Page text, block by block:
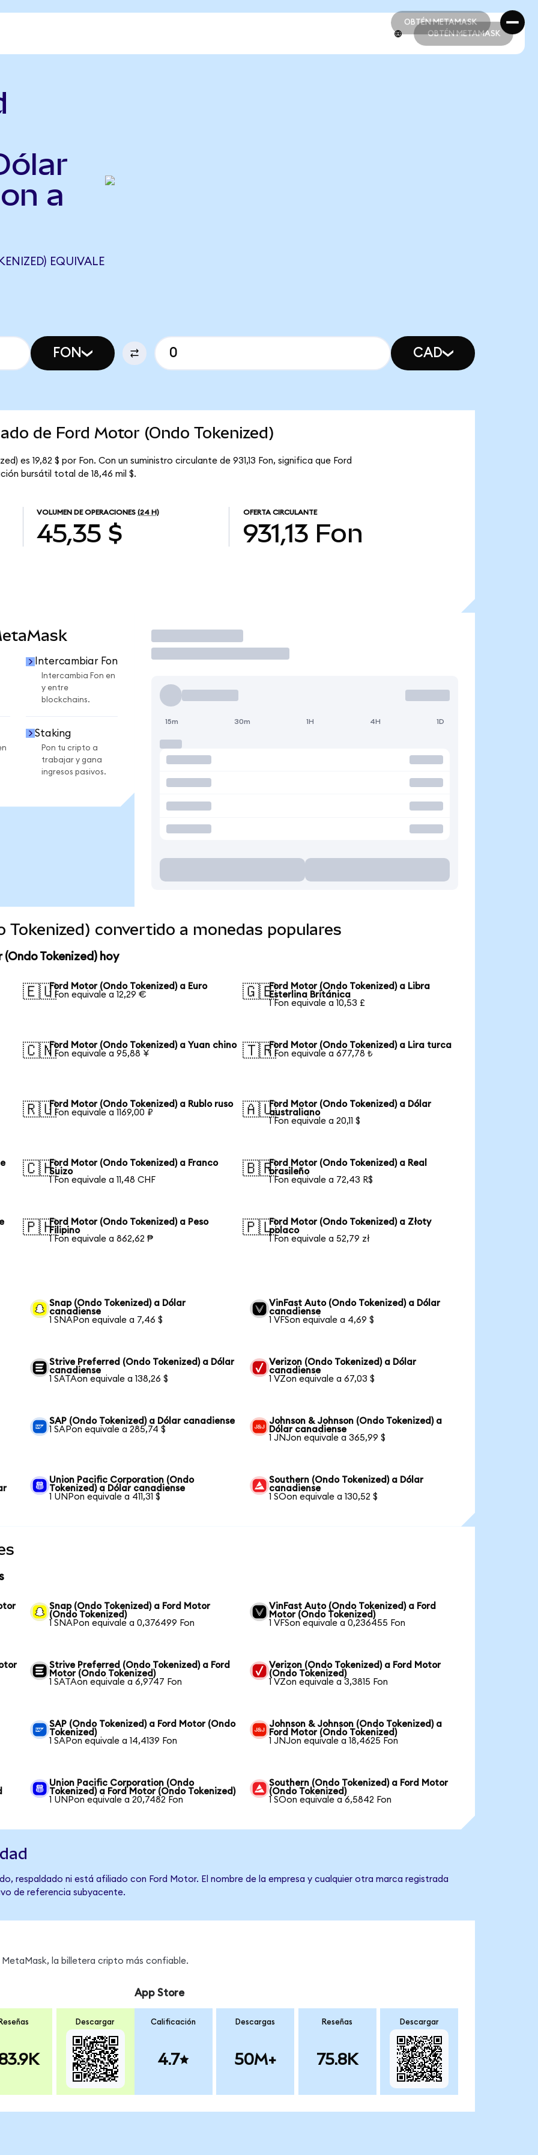
OBTÉN METAMASK
OBTÉN METAMASK
OBTÉN METAMASK
a
EQUIVALE
FON CAD
de Ford Motor (Ondo Tokenized)
es 19,82 $ por Fon. Con un suministro circulante de 931,13 Fon, significa que Ford
bursátil total de 18,46 mil $.
VOLUMEN DE OPERACIONES (24 H)
45,35 $
OFERTA CIRCULANTE
931,13 Fon
Intercambiar Fon
Intercambia Fon en
y entre
blockchains.
Staking
Pon tu cripto a
trabajar y gana
ingresos pasivos.
Operar
15m 30m 1H 4H 1D
Tokenized) convertido a monedas populares
Tokenized) hoy
🇪🇺Ford Motor (Ondo Tokenized) a Euro
1 Fon equivale a 12,29 €
🇬🇧Ford Motor (Ondo Tokenized) a Libra
Esterlina Británica
1 Fon equivale a 10,53 £
🇨🇳Ford Motor (Ondo Tokenized) a Yuan chino
1 Fon equivale a 95,88 ¥
🇹🇷Ford Motor (Ondo Tokenized) a Lira turca
1 Fon equivale a 677,78 ₺
🇷🇺Ford Motor (Ondo Tokenized) a Rublo ruso
1 Fon equivale a 1169,00 ₽
🇦🇺Ford Motor (Ondo Tokenized) a Dólar
australiano
1 Fon equivale a 20,11 $
🇨🇭Ford Motor (Ondo Tokenized) a Franco
Suizo
1 Fon equivale a 11,48 CHF
🇧🇷Ford Motor (Ondo Tokenized) a Real
brasileño
1 Fon equivale a 72,43 R$
🇵🇭Ford Motor (Ondo Tokenized) a Peso
Filipino
1 Fon equivale a 862,62 ₱
🇵🇱Ford Motor (Ondo Tokenized) a Złoty
polaco
1 Fon equivale a 52,79 zł
Snap (Ondo Tokenized) a Dólar
canadiense
1 SNAPon equivale a 7,46 $
VinFast Auto (Ondo Tokenized) a Dólar
canadiense
1 VFSon equivale a 4,69 $
Strive Preferred (Ondo Tokenized) a Dólar
canadiense
1 SATAon equivale a 138,26 $
Verizon (Ondo Tokenized) a Dólar
canadiense
1 VZon equivale a 67,03 $
SAP (Ondo Tokenized) a Dólar canadiense
1 SAPon equivale a 285,74 $
Johnson & Johnson (Ondo Tokenized) a
Dólar canadiense
1 JNJon equivale a 365,99 $
Union Pacific Corporation (Ondo
Tokenized) a Dólar canadiense
1 UNPon equivale a 411,31 $
Southern (Ondo Tokenized) a Dólar
canadiense
1 SOon equivale a 130,52 $
Snap (Ondo Tokenized) a Ford Motor
(Ondo Tokenized)
1 SNAPon equivale a 0,376499 Fon
VinFast Auto (Ondo Tokenized) a Ford
Motor (Ondo Tokenized)
1 VFSon equivale a 0,236455 Fon
Strive Preferred (Ondo Tokenized) a Ford
Motor (Ondo Tokenized)
1 SATAon equivale a 6,9747 Fon
Verizon (Ondo Tokenized) a Ford Motor
(Ondo Tokenized)
1 VZon equivale a 3,3815 Fon
SAP (Ondo Tokenized) a Ford Motor (Ondo
Tokenized)
1 SAPon equivale a 14,4139 Fon
Johnson & Johnson (Ondo Tokenized) a
Ford Motor (Ondo Tokenized)
1 JNJon equivale a 18,4625 Fon
Union Pacific Corporation (Ondo
Tokenized) a Ford Motor (Ondo Tokenized)
1 UNPon equivale a 20,7482 Fon
Southern (Ondo Tokenized) a Ford Motor
(Ondo Tokenized)
1 SOon equivale a 6,5842 Fon
respaldado ni está afiliado con Ford Motor. El nombre de la empresa y cualquier otra marca registrada
de referencia subyacente.
la billetera cripto más confiable.
Descargar
App Store
Calificación
4.7
Descargas
50M+
Reseñas
75.8K
Descargar